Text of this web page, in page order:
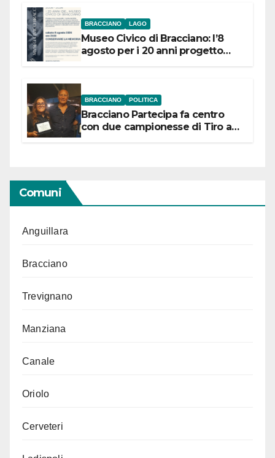
BRACCIANO LAGO
Museo Civico di Bracciano: l’8
agosto per i 20 anni progetto
BRACCIANO POLITICA
Bracciano Partecipa fa centro
con due campionesse di Tiro a
Comuni
Anguillara
Bracciano
Trevignano
Manziana
Canale
Oriolo
Cerveteri